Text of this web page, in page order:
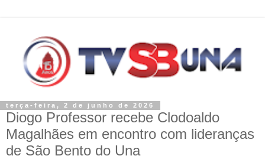
terça-feira, 2 de junho de 2026
Diogo Professor recebe Clodoaldo
Magalhães em encontro com lideranças
de São Bento do Una